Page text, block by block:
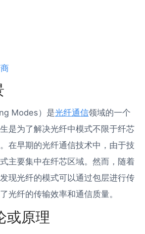
Modes）是光纤通信领域的一个
是为了解决光纤中模式不限于纤芯
在早期的光纤通信技术中，由于技
主要集中在纤芯区域。然而，随着
现光纤的模式可以通过包层进行传
光纤的传输效率和通信质量。
或原理